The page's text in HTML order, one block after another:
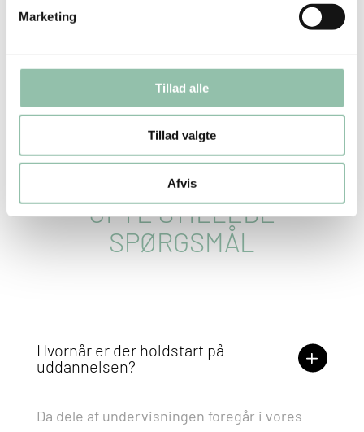
Marketing
Tillad alle
Tillad valgte
Afvis
med en eksamen, der giver dig mulighed for
du får et certifikat.
OFTE STILLEDE
SPØRGSMÅL
Hvornår er der holdstart på
uddannelsen?
Da dele af undervisningen foregår i vores